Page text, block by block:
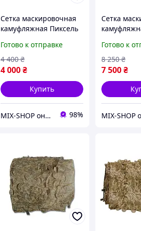
Сетка маскировочная
камуфляжная Пиксель
авто, техники и
укрытий Militex
Готово к отправке
4 000₴
4 400 ₴
Купить
MIX-SHOP онлайн магазин 98%
Сетка
авто,
укрытий
Готово к
7 500₴
8 250 ₴